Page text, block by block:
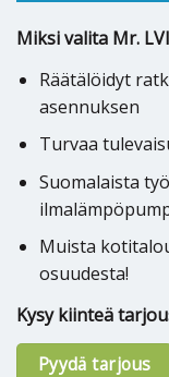
Miksi valita Mr.
Räätälöidyt
asennuksen
Turvaa
Suomalaista
Muista
osuudesta!
Kysy kiinteä
Pyydä tarjous